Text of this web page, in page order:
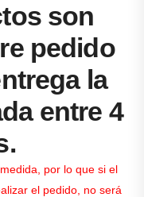
son
pedido
la
entre 4
por lo que si el
el pedido, no será